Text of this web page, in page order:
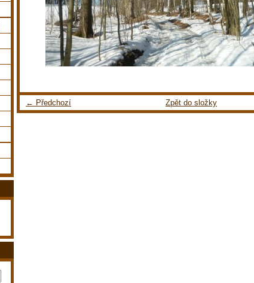
← Předchozí Zpět do složky